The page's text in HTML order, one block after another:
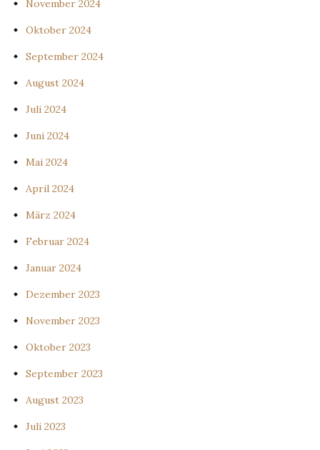
November 2024
Oktober 2024
September 2024
August 2024
Juli 2024
Juni 2024
Mai 2024
April 2024
März 2024
Februar 2024
Januar 2024
Dezember 2023
November 2023
Oktober 2023
September 2023
August 2023
Juli 2023